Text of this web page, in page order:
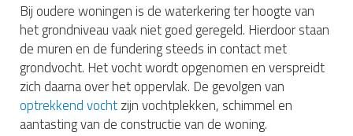
Bij oudere woningen is de waterkering ter hoogte van
het grondniveau vaak niet goed geregeld. Hierdoor staan
de muren en de fundering steeds in contact met
grondvocht. Het vocht wordt opgenomen en verspreidt
zich daarna over het oppervlak. De gevolgen van
optrekkend vochtzijn vochtplekken, schimmel en
aantasting van de constructie van de woning.